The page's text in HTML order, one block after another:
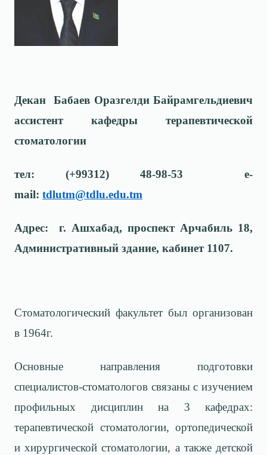
Декан Бабаев Оразгелди Байрамгельдиевич
ассистент кафедры терапевтической
стоматологии
тел: (+99312) 48-98-53 e-
mail: tdlutm@tdlu.edu.tm
Адрес: г. Ашхабад, проспект Арчабиль 18,
Административный здание, кабинет 1107.
Стоматологический факультет был организован
в 1964г.
Основные направления подготовки
специалистов-стоматологов связаны с изучением
профильных дисциплин на 3 кафедрах:
терапевтической стоматологии, орто­пе­ди­ческой
и хирургической стоматологии, а также детской